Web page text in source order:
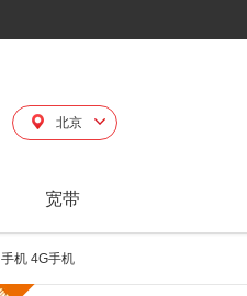
北京
宽带
机 4G手机